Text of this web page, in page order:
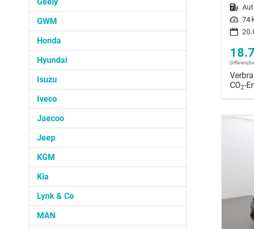
Kraftstoff
Leistung 74
CO2-
GWM
Honda
Hyundai
Isuzu
Iveco
Jaecoo
Jeep
KGM
Kia
Lynk & Co
MAN